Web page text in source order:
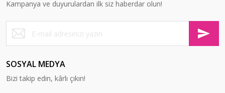
Kampanya ve duyurulardan ilk siz haberdar olun!
SOSYAL MEDYA
Bizi takip edin, kârlı çıkın!